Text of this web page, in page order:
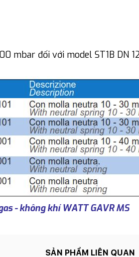
mbar đối với model ST1B DN
- không khí WATT GAVR MS
SẢN PHẨM LIÊN QUAN